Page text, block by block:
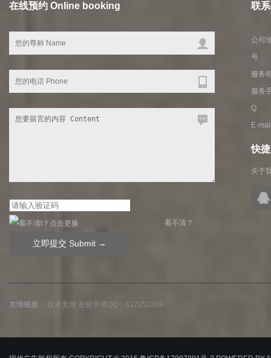
在线预约 Online booking
看不清？
联
公司
号
服务
服务
Q Q
E-
快
关于
友情链接： 技术支持 友链申请QQ：617252359